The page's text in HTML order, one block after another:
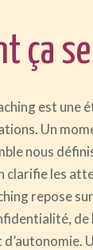
ça
est une
Un
nous
clarifie les
repose
de
d’autonomie.